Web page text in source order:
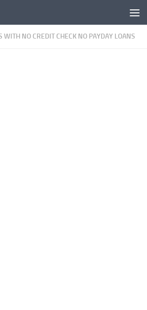
WITH NO CREDIT CHECK NO PAYDAY LOANS